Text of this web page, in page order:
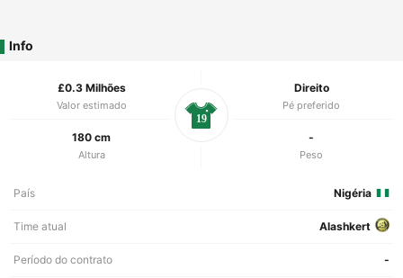
Info
£0.3 Milhões
Valor estimado
Direito
Pé preferido
180 cm
Altura
-
Peso
19
País Nigéria
Time atual Alashkert
Período do contrato -